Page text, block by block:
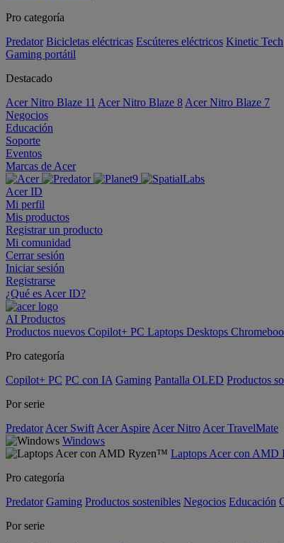
Pro categoría
Predator Bicicletas eléctricas Escúteres eléctricos Kinetic Tech
Gaming portátil
Destacado
Acer Nitro Blaze 11 Acer Nitro Blaze 8 Acer Nitro Blaze 7
Negocios
Educación
Soporte
Eventos
Marcas de Acer
Acer ID
Mi perfil
Mis productos
Registrar un producto
Mi comunidad
Cerrar sesión
Iniciar sesión
Registrarse
¿Qué es Acer ID?
AI Productos
Productos nuevos Copilot+ PC Laptops Desktops
Pro categoría
Copilot+ PC PC con IA Gaming Pantalla OLED Productos
Por serie
Predator Acer Swift Acer Aspire Acer Nitro Acer TravelMate
Windows
Laptops Acer con
Pro categoría
Predator Gaming Productos sostenibles Negocios Educación
Por serie